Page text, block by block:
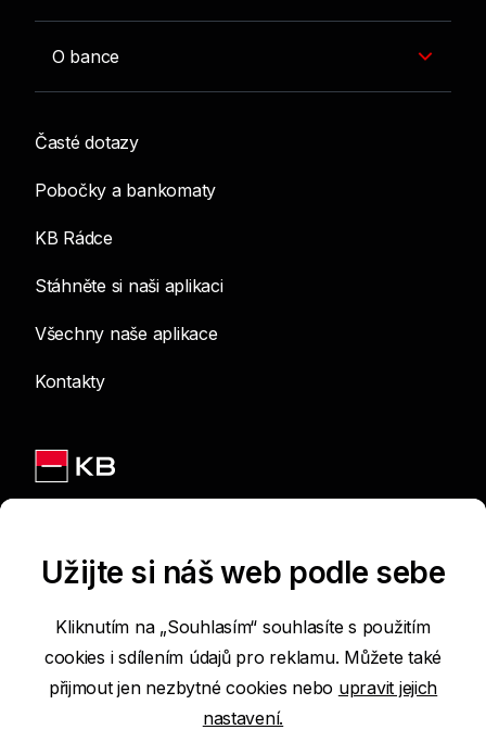
O bance
Časté dotazy
Pobočky a bankomaty
KB Rádce
Stáhněte si naši aplikaci
Všechny naše aplikace
Kontakty
Podmínky používání internetových stránek
Prohlášení o přístupnosti
Užijte si náš web podle sebe
Kliknutím na „Souhlasím“ souhlasíte s použitím
cookies i sdílením údajů pro reklamu. Můžete také
přijmout jen nezbytné cookies nebo upravit jejich
nastavení.